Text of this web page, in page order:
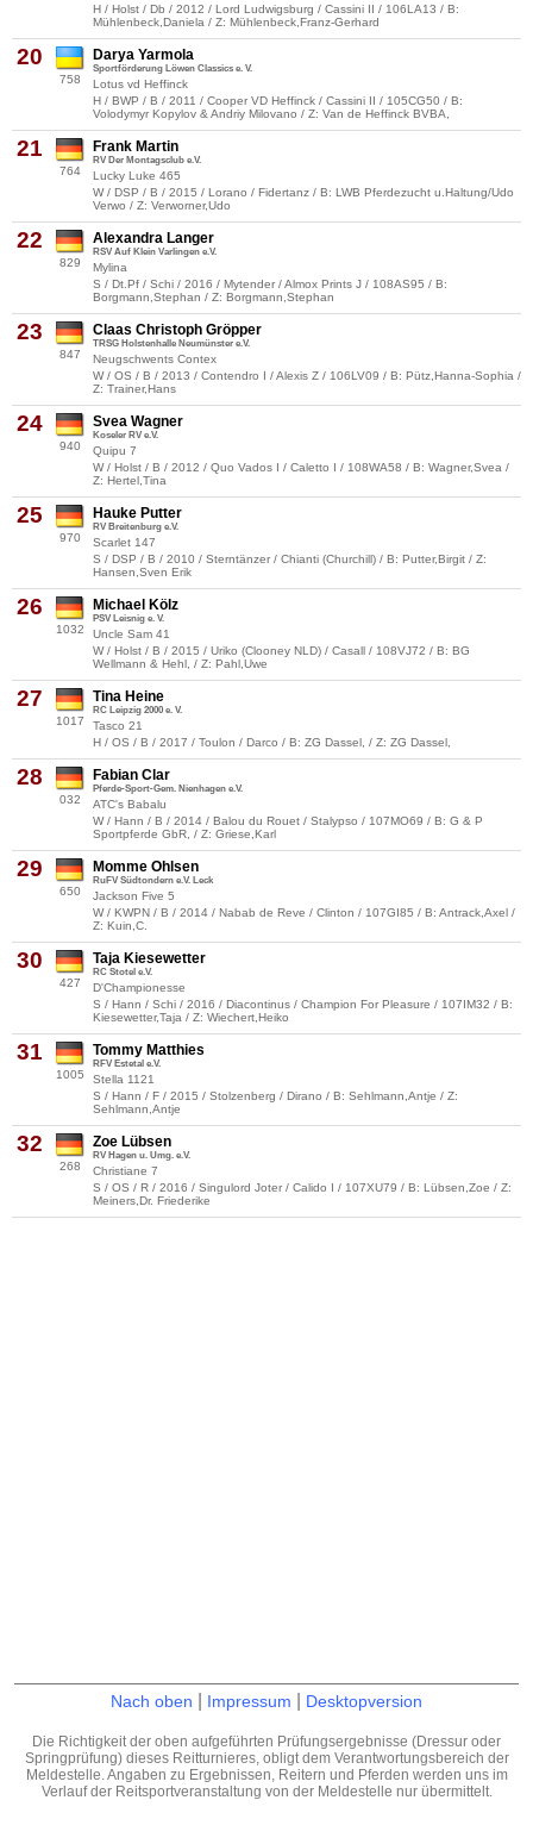
H / Holst / Db / 2012 / Lord Ludwigsburg / Cassini II / 106LA13 / B:
Mühlenbeck,Daniela / Z: Mühlenbeck,Franz-Gerhard
20
758
Darya Yarmola
Sportförderung Löwen Classics e. V.
Lotus vd Heffinck
H / BWP / B / 2011 / Cooper VD Heffinck / Cassini II / 105CG50 / B:
Volodymyr Kopylov & Andriy Milovano / Z: Van de Heffinck BVBA,
21
764
Frank Martin
RV Der Montagsclub e.V.
Lucky Luke 465
W / DSP / B / 2015 / Lorano / Fidertanz / B: LWB Pferdezucht u.Haltung/Udo
Verwo / Z: Verworner,Udo
22
829
Alexandra Langer
RSV Auf Klein Varlingen e.V.
Mylina
S / Dt.Pf / Schi / 2016 / Mytender / Almox Prints J / 108AS95 / B:
Borgmann,Stephan / Z: Borgmann,Stephan
23
847
Claas Christoph Gröpper
TRSG Holstenhalle Neumünster e.V.
Neugschwents Contex
W / OS / B / 2013 / Contendro I / Alexis Z / 106LV09 / B: Pütz,Hanna-Sophia /
Z: Trainer,Hans
24
940
Svea Wagner
Koseler RV e.V.
Quipu 7
W / Holst / B / 2012 / Quo Vados I / Caletto I / 108WA58 / B: Wagner,Svea /
Z: Hertel,Tina
25
970
Hauke Putter
RV Breitenburg e.V.
Scarlet 147
S / DSP / B / 2010 / Sterntänzer / Chianti (Churchill) / B: Putter,Birgit / Z:
Hansen,Sven Erik
26
1032
Michael Kölz
PSV Leisnig e. V.
Uncle Sam 41
W / Holst / B / 2015 / Uriko (Clooney NLD) / Casall / 108VJ72 / B: BG
Wellmann & Hehl, / Z: Pahl,Uwe
27
1017
Tina Heine
RC Leipzig 2000 e. V.
Tasco 21
H / OS / B / 2017 / Toulon / Darco / B: ZG Dassel, / Z: ZG Dassel,
28
032
Fabian Clar
Pferde-Sport-Gem. Nienhagen e.V.
ATC's Babalu
W / Hann / B / 2014 / Balou du Rouet / Stalypso / 107MO69 / B: G & P
Sportpferde GbR, / Z: Griese,Karl
29
650
Momme Ohlsen
RuFV Südtondern e.V. Leck
Jackson Five 5
W / KWPN / B / 2014 / Nabab de Reve / Clinton / 107GI85 / B: Antrack,Axel /
Z: Kuin,C.
30
427
Taja Kiesewetter
RC Stotel e.V.
D'Championesse
S / Hann / Schi / 2016 / Diacontinus / Champion For Pleasure / 107IM32 / B:
Kiesewetter,Taja / Z: Wiechert,Heiko
31
1005
Tommy Matthies
RFV Estetal e.V.
Stella 1121
S / Hann / F / 2015 / Stolzenberg / Dirano / B: Sehlmann,Antje / Z:
Sehlmann,Antje
32
268
Zoe Lübsen
RV Hagen u. Umg. e.V.
Christiane 7
S / OS / R / 2016 / Singulord Joter / Calido I / 107XU79 / B: Lübsen,Zoe / Z:
Meiners,Dr. Friederike
Nach oben Impressum Desktopversion
Die Richtigkeit der oben aufgeführten Prüfungsergebnisse (Dressur oder
Springprüfung) dieses Reitturnieres, obligt dem Verantwortungsbereich der
Meldestelle. Angaben zu Ergebnissen, Reitern und Pferden werden uns im
Verlauf der Reitsportveranstaltung von der Meldestelle nur übermittelt.